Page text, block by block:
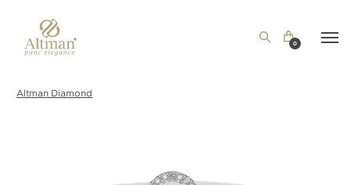
0
Altman Diamond